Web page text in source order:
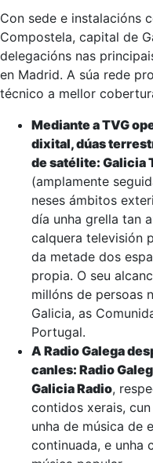
Con sede e instalacións
Compostela, capital de
delegacións nas
en Madrid. A súa rede
técnico a mellor
Mediante a TVG
dixital, dúas
de satélite: Galicia
(amplamente
neses ámbitos
día unha grella tan
calquera televisión
da metade dos
propia. O seu
millóns de persoas
Galicia, as
Portugal.
A Radio Galega
canles: Radio
Galicia Radio,
contidos xerais,
unha de música de
continuada, e unha